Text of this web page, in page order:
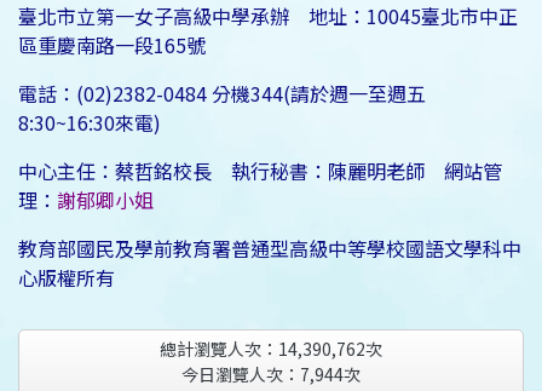
臺北市立第一女子高級中學承辦 地址：10045臺北市中正
區重慶南路一段165號
電話：(02)2382-0484 分機344(請於週一至週五
8:30~16:30來電)
中心主任：蔡哲銘校長 執行秘書：陳麗明老師 網站管
理： 謝郁卿小姐
教育部國民及學前教育署普通型高級中等學校國語文學科中
心版權所有
總計瀏覽人次： 14,390,762次
今日瀏覽人次： 7,944次